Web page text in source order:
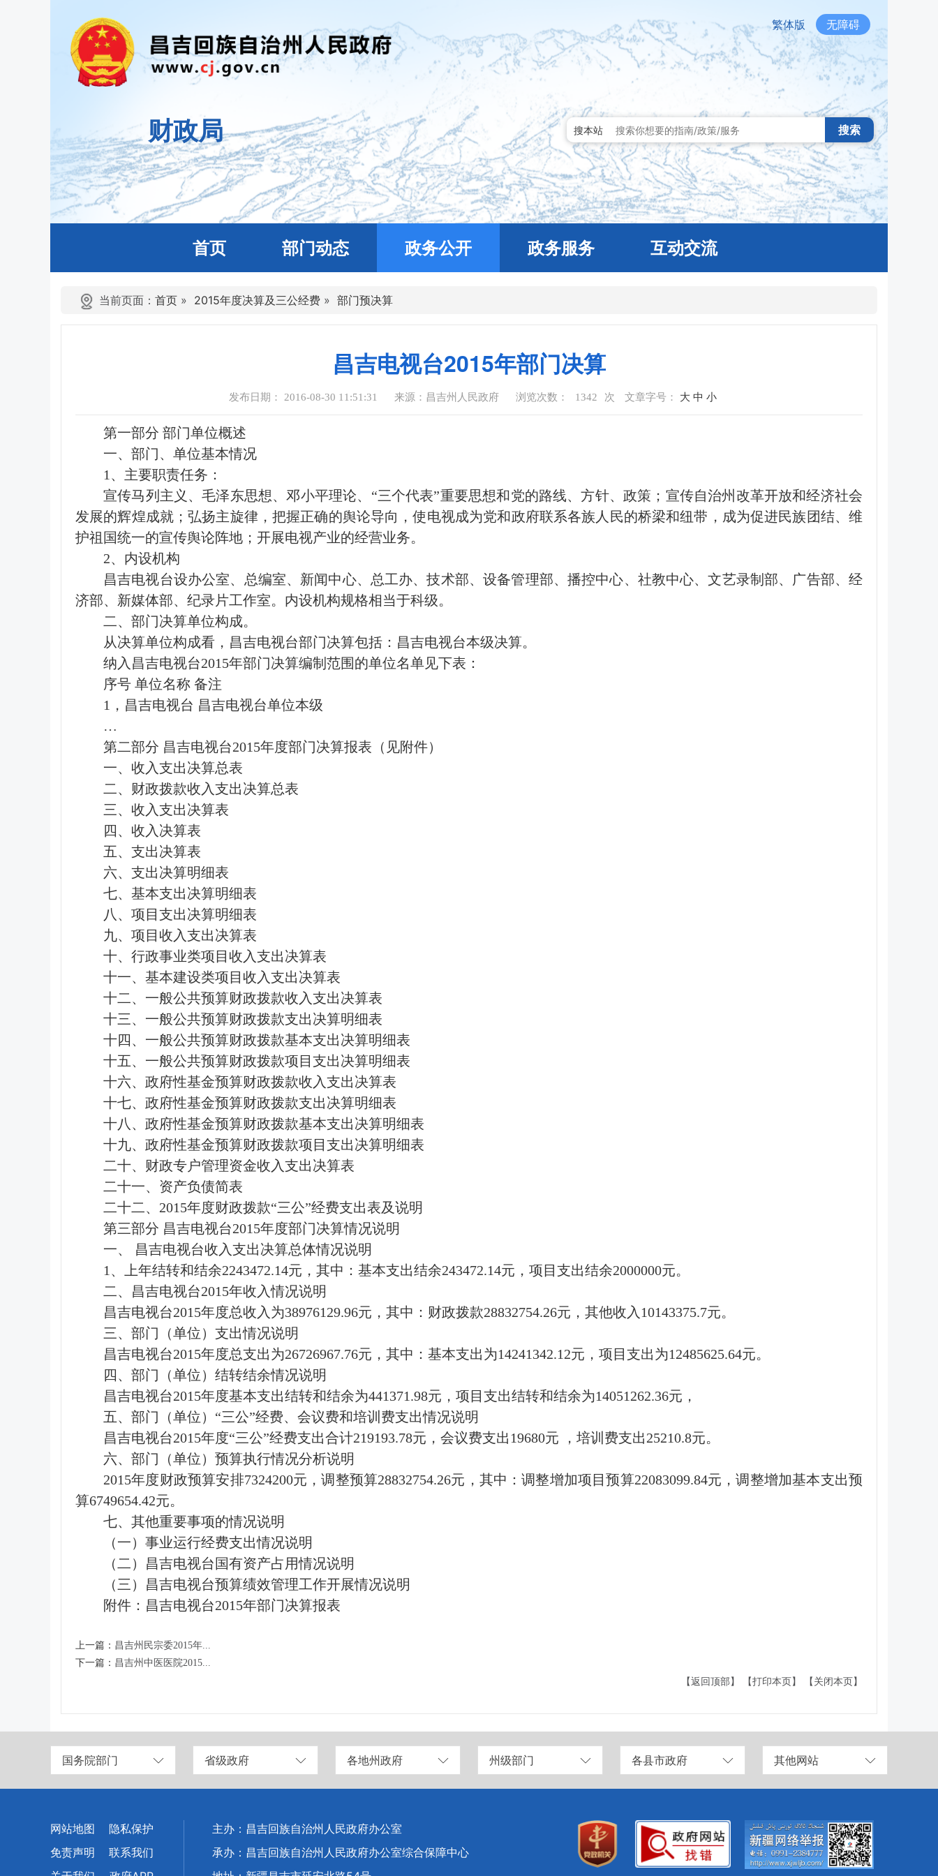
繁体版 无障碍
财政局 搜本站 搜索
首页 部门动态 政务公开 政务服务 互动交流
当前页面： 首页 » 2015年度决算及三公经费 » 部门预决算
昌吉电视台2015年部门决算
发布日期： 2016-08-30 11:51:31 来源：昌吉州人民政府 浏览次数： 1342 次 文章字号： 大 中 小
第一部分 部门单位概述
一、部门、单位基本情况
1、主要职责任务：
宣传马列主义、毛泽东思想、邓小平理论、“三个代表”重要思想和党的路线、方针、政策；宣传自治州改革开放和经济社会
发展的辉煌成就；弘扬主旋律，把握正确的舆论导向，使电视成为党和政府联系各族人民的桥梁和纽带，成为促进民族团结、维
护祖国统一的宣传舆论阵地；开展电视产业的经营业务。
2、内设机构
昌吉电视台设办公室、总编室、新闻中心、总工办、技术部、设备管理部、播控中心、社教中心、文艺录制部、广告部、经
济部、新媒体部、纪录片工作室。内设机构规格相当于科级。
二、部门决算单位构成。
从决算单位构成看，昌吉电视台部门决算包括：昌吉电视台本级决算。
纳入昌吉电视台2015年部门决算编制范围的单位名单见下表：
序号 单位名称 备注
1，昌吉电视台 昌吉电视台单位本级
…
第二部分 昌吉电视台2015年度部门决算报表（见附件）
一、收入支出决算总表
二、财政拨款收入支出决算总表
三、收入支出决算表
四、收入决算表
五、支出决算表
六、支出决算明细表
七、基本支出决算明细表
八、项目支出决算明细表
九、项目收入支出决算表
十、行政事业类项目收入支出决算表
十一、基本建设类项目收入支出决算表
十二、一般公共预算财政拨款收入支出决算表
十三、一般公共预算财政拨款支出决算明细表
十四、一般公共预算财政拨款基本支出决算明细表
十五、一般公共预算财政拨款项目支出决算明细表
十六、政府性基金预算财政拨款收入支出决算表
十七、政府性基金预算财政拨款支出决算明细表
十八、政府性基金预算财政拨款基本支出决算明细表
十九、政府性基金预算财政拨款项目支出决算明细表
二十、财政专户管理资金收入支出决算表
二十一、资产负债简表
二十二、2015年度财政拨款“三公”经费支出表及说明
第三部分 昌吉电视台2015年度部门决算情况说明
一、 昌吉电视台收入支出决算总体情况说明
1、上年结转和结余2243472.14元，其中：基本支出结余243472.14元，项目支出结余2000000元。
二、昌吉电视台2015年收入情况说明
昌吉电视台2015年度总收入为38976129.96元，其中：财政拨款28832754.26元，其他收入10143375.7元。
三、部门（单位）支出情况说明
昌吉电视台2015年度总支出为26726967.76元，其中：基本支出为14241342.12元，项目支出为12485625.64元。
四、部门（单位）结转结余情况说明
昌吉电视台2015年度基本支出结转和结余为441371.98元，项目支出结转和结余为14051262.36元，
五、部门（单位）“三公”经费、会议费和培训费支出情况说明
昌吉电视台2015年度“三公”经费支出合计219193.78元，会议费支出19680元 ，培训费支出25210.8元。
六、部门（单位）预算执行情况分析说明
2015年度财政预算安排7324200元，调整预算28832754.26元，其中：调整增加项目预算22083099.84元，调整增加基本支出预
算6749654.42元。
七、其他重要事项的情况说明
（一）事业运行经费支出情况说明
（二）昌吉电视台国有资产占用情况说明
（三）昌吉电视台预算绩效管理工作开展情况说明
附件： 昌吉电视台2015年部门决算报表
上一篇： 昌吉州民宗委2015年...
下一篇： 昌吉州中医医院2015...
【返回顶部】
【打印本页】 【关闭本页】
国务院部门 省级政府 各地州政府 州级部门 各县市政府 其他网站
网站地图
隐私保护
免责声明
联系我们
主办：昌吉回族自治州人民政府办公室
承办：昌吉回族自治州人民政府办公室综合保障中心